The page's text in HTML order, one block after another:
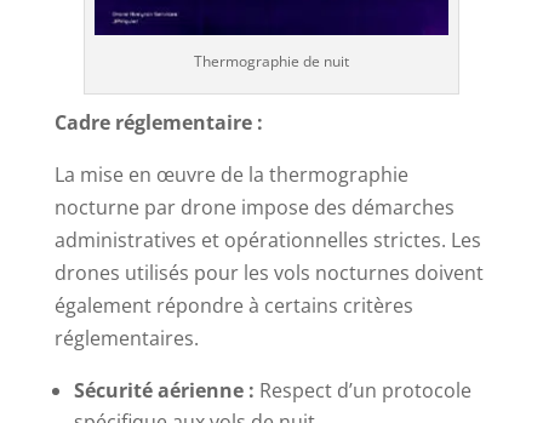
Thermographie de nuit
Cadre réglementaire :
La mise en œuvre de la thermographie
nocturne par drone impose des démarches
administratives et opérationnelles strictes. Les
drones utilisés pour les vols nocturnes doivent
également répondre à certains critères
réglementaires.
Sécurité aérienne : Respect d’un protocole